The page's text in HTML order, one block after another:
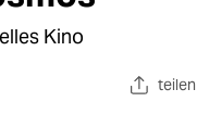
Kino
teilen